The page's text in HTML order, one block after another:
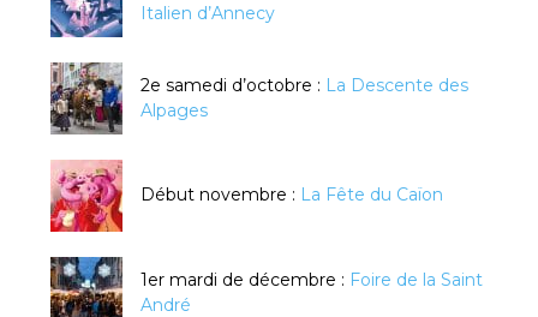
Italien d’Annecy
2e samedi d’octobre : La Descente des
Alpages
Début novembre : La Fête du Caïon
1er mardi de décembre : Foire de la Saint
André